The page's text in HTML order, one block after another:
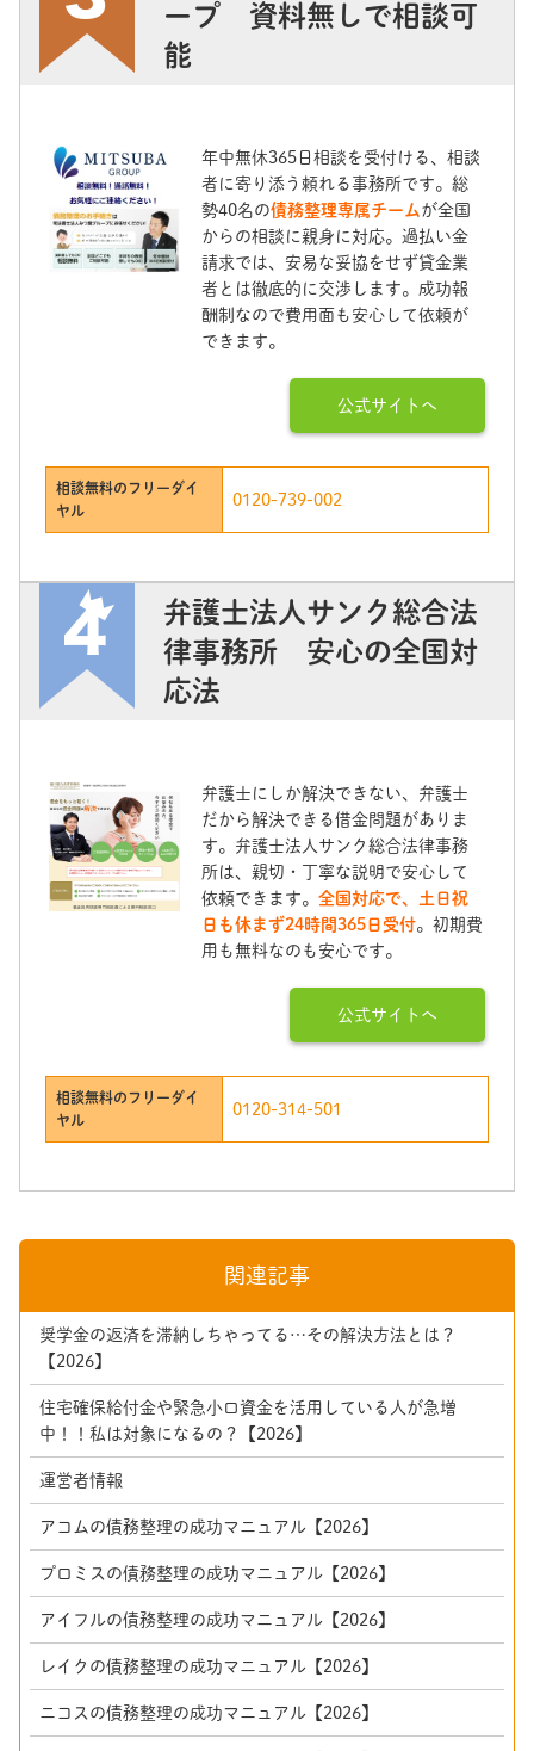
ープ 資料無しで相談可
能
年中無休365日相談を受付ける、相談
者に寄り添う頼れる事務所です。総
勢40名の債務整理専属チームが全国
からの相談に親身に対応。過払い金
請求では、安易な妥協をせず貸金業
者とは徹底的に交渉します。成功報
酬制なので費用面も安心して依頼が
できます。
公式サイトへ
相談無料のフリーダイ
ヤル
0120-739-002
弁護士法人サンク総合法
律事務所 安心の全国対
応法
弁護士にしか解決できない、弁護士
だから解決できる借金問題がありま
す。弁護士法人サンク総合法律事務
所は、親切・丁寧な説明で安心して
依頼できます。全国対応で、土日祝
日も休まず24時間365日受付。初期費
用も無料なのも安心です。
公式サイトへ
相談無料のフリーダイ
ヤル
0120-314-501
関連記事
奨学金の返済を滞納しちゃってる…その解決方法とは？
【2026】
住宅確保給付金や緊急小口資金を活用している人が急増
中！！私は対象になるの？【2026】
運営者情報
アコムの債務整理の成功マニュアル【2026】
プロミスの債務整理の成功マニュアル【2026】
アイフルの債務整理の成功マニュアル【2026】
レイクの債務整理の成功マニュアル【2026】
ニコスの債務整理の成功マニュアル【2026】